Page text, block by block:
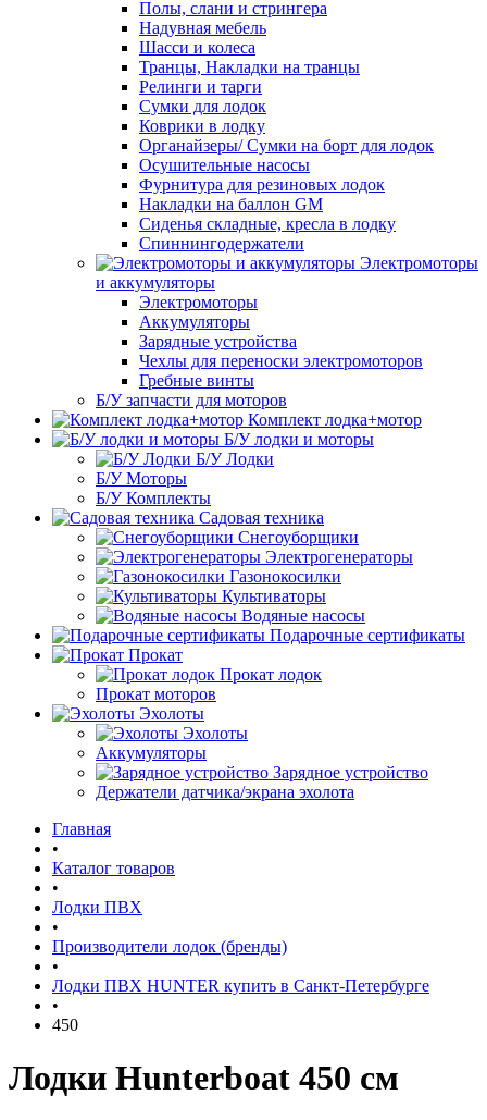
Полы, слани и стрингера
Надувная мебель
Шасси и колеса
Транцы, Накладки на транцы
Релинги и тарги
Сумки для лодок
Коврики в лодку
Органайзеры/ Сумки на борт для лодок
Осушительные насосы
Фурнитура для резиновых лодок
Накладки на баллон GM
Сиденья складные, кресла в лодку
Спиннингодержатели
Электромоторы
и аккумуляторы
Электромоторы
Аккумуляторы
Зарядные устройства
Чехлы для переноски электромоторов
Гребные винты
Б/У запчасти для моторов
Комплект лодка+мотор
Б/У лодки и моторы
Б/У Лодки
Б/У Моторы
Б/У Комплекты
Садовая техника
Снегоуборщики
Электрогенераторы
Газонокосилки
Культиваторы
Водяные насосы
Подарочные сертификаты
Прокат
Прокат лодок
Прокат моторов
Эхолоты
Эхолоты
Аккумуляторы
Зарядное устройство
Держатели датчика/экрана эхолота
Главная
•
Каталог товаров
•
Лодки ПВХ
•
Производители лодок (бренды)
•
Лодки ПВХ HUNTER купить в Санкт-Петербурге
•
450
Лодки Hunterboat 450 см